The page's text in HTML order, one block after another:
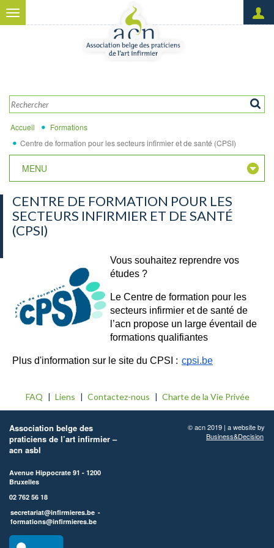
Aller au contenu principal
de passe
Toggle
navigation
Accueil
Formations
Centre de formation pour les secteurs infirmier et de santé (CPSI)
MENU
CENTRE DE FORMATION POUR LES
SECTEURS INFIRMIER ET DE SANTÉ
(CPSI)
Vous souhaitez reprendre vos
études ?
Le Centre de formation pour les
secteurs infirmier et de santé de
l’acn propose un large éventail de
formations qualifiantes
Plus d'information sur le site du CPSI : cpsi.be
FAQ Liens Contactez-nous Charte de la Vie Privée
Association belge des
praticiens de l’art infirmier –
acn asbl
Avenue Hippocrate 91 - 1200
Bruxelles
02 762 56 18
secretariat@infirmieres.be -
formations@infirmieres.be
© acn 2019 | a website by
Business&Decision